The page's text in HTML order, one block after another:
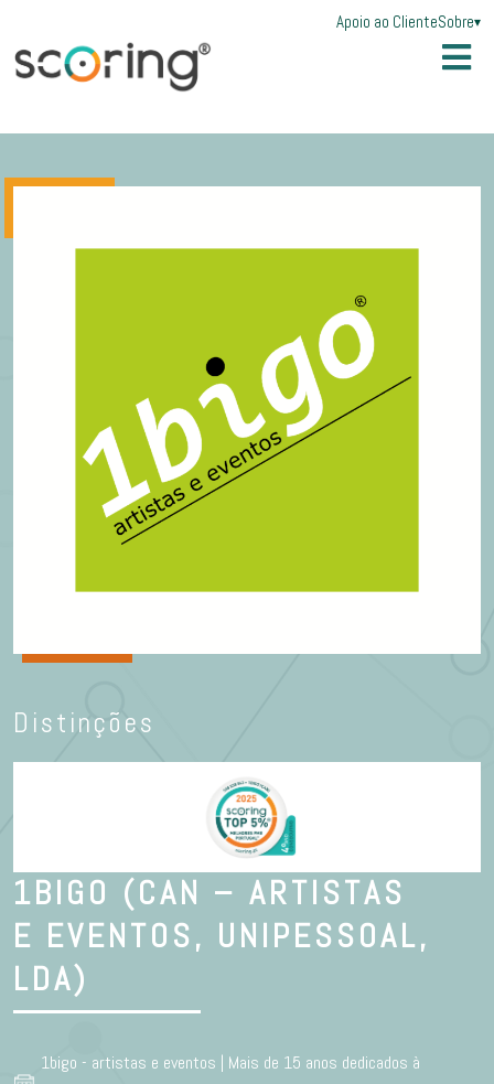
Apoio ao ClienteSobre▾
Distinções
1BIGO (CAN – ARTISTAS
E EVENTOS, UNIPESSOAL,
LDA)
1bigo - artistas e eventos | Mais de 15 anos dedicados à